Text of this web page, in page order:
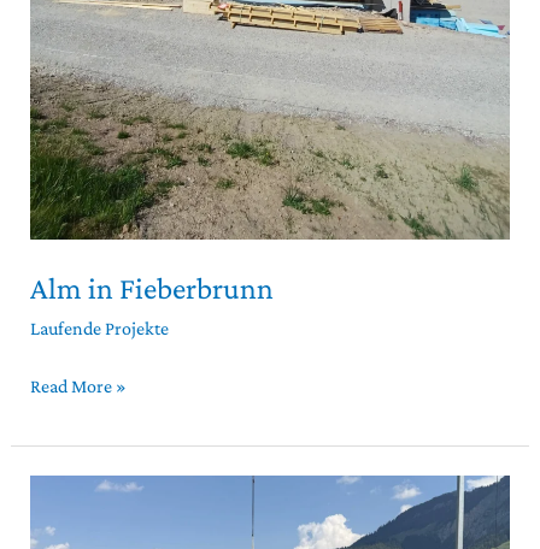
Alm in Fieberbrunn
Laufende Projekte
Read More »
Wohnhaus